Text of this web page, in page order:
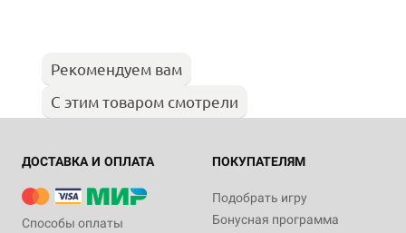
Рекомендуем вам
С этим товаром смотрели
ДОСТАВКА И ОПЛАТА
Способы оплаты
ПОКУПАТЕЛЯМ
Подобрать игру
Бонусная программа